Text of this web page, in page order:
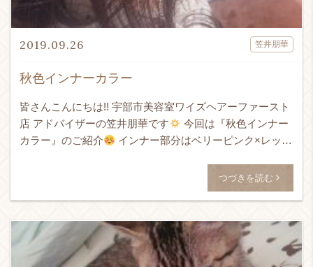
秋色インナーカラー
2019.09.26 笠井朋華
皆さんこんにちは!! 宇部市美容室ワイズヘアーファースト
店 アドバイザーの笠井朋華です
今回は『秋色インナー
カラー』のご紹介
インナー部分はベリーピンク×レッド
つづきを読む